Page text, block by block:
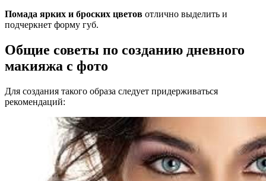
Помада ярких и броских цветов отлично выделить и
подчеркнет форму губ.
Общие советы по созданию дневного
макияжа с фото
Для создания такого образа следует придерживаться
рекомендаций: